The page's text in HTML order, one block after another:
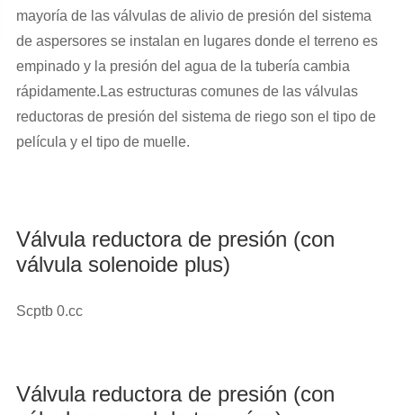
mayoría de las válvulas de alivio de presión del sistema
de aspersores se instalan en lugares donde el terreno es
empinado y la presión del agua de la tubería cambia
rápidamente.Las estructuras comunes de las válvulas
reductoras de presión del sistema de riego son el tipo de
película y el tipo de muelle.
Válvula reductora de presión (con
válvula solenoide plus)
Scptb 0.cc
Válvula reductora de presión (con